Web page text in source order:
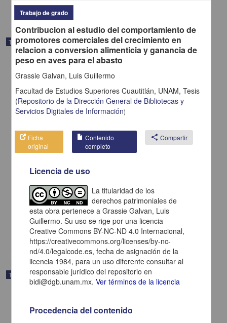
Trabajo de grado
Manual de formulacion de raciones para cerdos
Moreno Ibarra, Ricardo
Medicina y Ciencias de la Salud
Trabajo de grado
Trabajo de grado
Contribucion al estudio del comportamiento de
promotores comerciales del crecimiento en
relacion a conversion alimenticia y ganancia de
peso en aves para el abasto
Grassie Galvan, Luis Guillermo
Facultad de Estudios Superiores Cuautitlán, UNAM, Tesis
(Repositorio de la Dirección General de Bibliotecas y
Servicios Digitales de Información)
Ficha
original
Contenido
completo
share Compartir
Licencia de uso
La titularidad de los
derechos patrimoniales de
esta obra pertenece a Grassie Galvan, Luis
Guillermo. Su uso se rige por una licencia
Creative Commons BY-NC-ND 4.0 Internacional,
https://creativecommons.org/licenses/by-nc-
nd/4.0/legalcode.es, fecha de asignación de la
licencia 1984, para un uso diferente consultar al
responsable jurídico del repositorio en
bidi@dgb.unam.mx.Ver términos de la licencia
Procedencia del contenido